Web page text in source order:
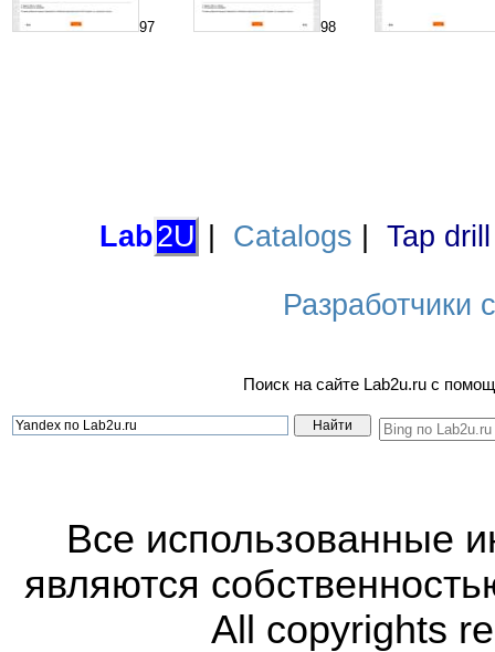
97 98
Lab2U Catalogs Tap
Разработчики
Поиск на сайте Lab2u.ru с
Все использованные
являются
All copyrights